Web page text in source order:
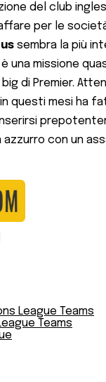
del club
per le società
sembra la più
è una missione
di Premier.
questi mesi ha
con un
League Teams
Teams